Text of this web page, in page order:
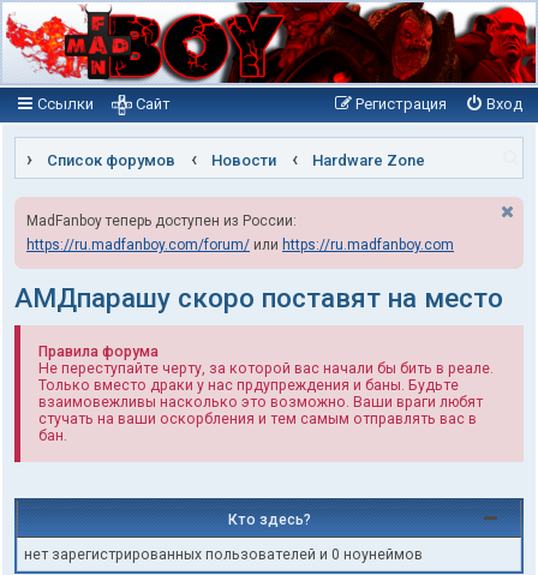
Ссылки Вход
Регистрация
Сайт
Список форумов Новости Hardware Zone
MadFanboy теперь доступен из России:
https://ru.madfanboy.com/forum/ или https://ru.madfanboy.com
АМДпарашу скоро поставят на место
Правила форума
Не переступайте черту, за которой вас начали бы бить в реале.
Только вместо драки у нас прдупреждения и баны. Будьте
взаимовежливы насколько это возможно. Ваши враги любят
стучать на ваши оскорбления и тем самым отправлять вас в
бан.
Кто здесь?
нет зарегистрированных пользователей и 0 ноунеймов